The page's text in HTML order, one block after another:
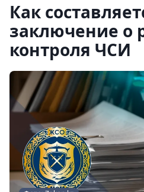
Как
заключение о
контроля ЧСИ